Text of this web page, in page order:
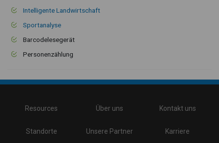
Intelligente Landwirtschaft
Sportanalyse
Barcodelesegerät
Personenzählung
Resources Über uns Kontakt uns
Standorte Unsere Partner Karriere
\